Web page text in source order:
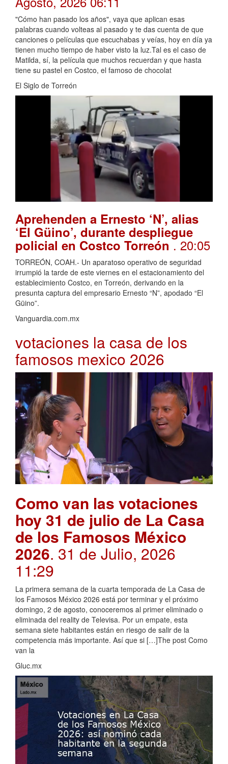
"Cómo han pasado los años", vaya que aplican esas
palabras cuando volteas al pasado y te das cuenta de que
canciones o películas que escuchabas y veías, hoy en día ya
tienen mucho tiempo de haber visto la luz.Tal es el caso de
Matilda, sí, la película que muchos recuerdan y que hasta
tiene su pastel en Costco, el famoso de chocolat
El Siglo de Torreón
Aprehenden a Ernesto ‘N’, alias
‘El Güino’, durante despliegue
policial en Costco Torreón. 20:05
TORREÓN, COAH.- Un aparatoso operativo de seguridad
irrumpió la tarde de este viernes en el estacionamiento del
establecimiento Costco, en Torreón, derivando en la
presunta captura del empresario Ernesto “N”, apodado “El
Güino”.
Vanguardia.com.mx
votaciones la casa de los
famosos mexico 2026
Como van las votaciones
hoy 31 de julio de La Casa
de los Famosos México
2026. 31 de Julio, 2026
11:29
La primera semana de la cuarta temporada de La Casa de
los Famosos México 2026 está por terminar y el próximo
domingo, 2 de agosto, conoceremos al primer eliminado o
eliminada del reality de Televisa. Por un empate, esta
semana siete habitantes están en riesgo de salir de la
competencia más importante. Así que si […]The post Como
van la
Gluc.mx